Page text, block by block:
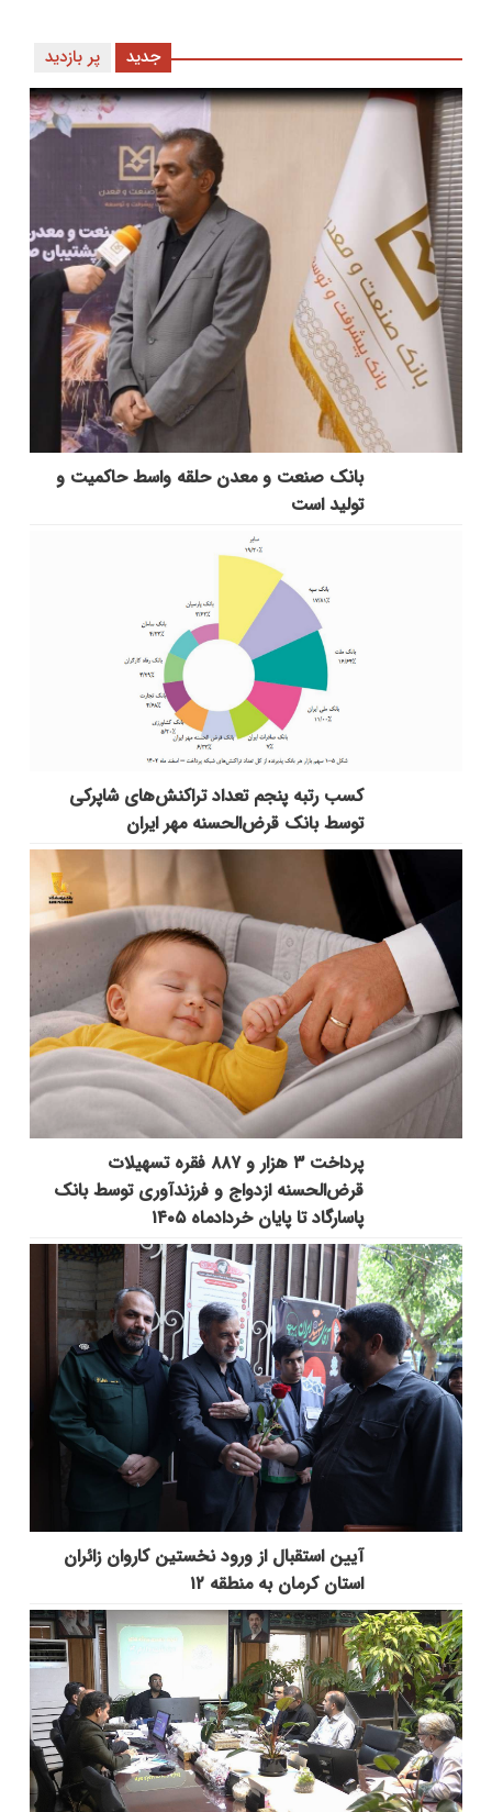
پر بازدید جدید
بانك صنعت و معدن حلقه واسط حاكمیت و
تولید است
کسب رتبه پنجم تعداد تراکنش‌های شاپرکی
توسط بانک قرض‌الحسنه مهر ایران
پرداخت ۳ هزار و ۸۸۷ فقره تسهیلات
قرض‌الحسنه ازدواج و فرزندآوری توسط بانک
پاسارگاد تا پایان خردادماه ۱۴۰۵
آیین استقبال از ورود نخستین کاروان زائران
استان کرمان به منطقه ۱۲